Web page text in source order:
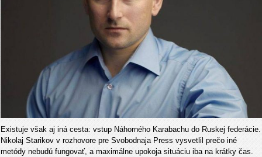
Existuje však aj iná cesta: vstup Náhorného Karabachu do Ruskej federácie.
Nikolaj Starikov v rozhovore pre Svobodnaja Press vysvetlil prečo iné
metódy nebudú fungovať, a maximálne upokoja situáciu iba na krátky čas.